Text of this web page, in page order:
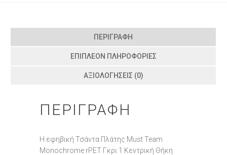
ΠΕΡΙΓΡΑΦΉ
ΕΠΙΠΛΈΟΝ ΠΛΗΡΟΦΟΡΊΕΣ
ΑΞΙΟΛΟΓΉΣΕΙΣ (0)
ΠΕΡΙΓΡΑΦΉ
Η εφηβική Τσάντα Πλάτης Must Team
Monochrome rPET Γκρι 1 Κεντρική Θήκη